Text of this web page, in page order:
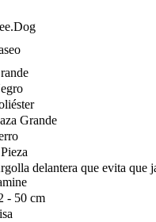
Grande
delantera que evita que
- 50 cm